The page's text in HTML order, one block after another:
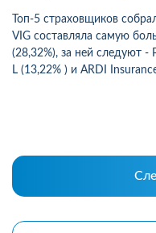
Топ-5 страховщиков
VIG составляла самую
(28,32%), за ней следуют -
L (13,22% ) и ARDI